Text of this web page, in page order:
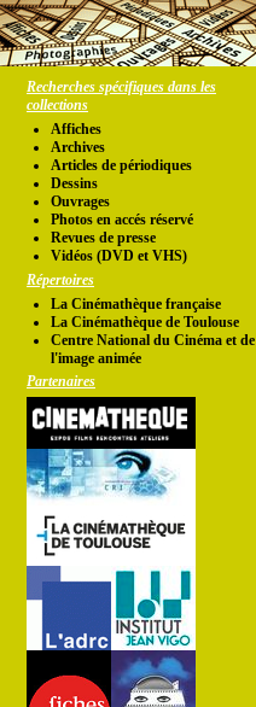
Recherches spécifiques dans les
collections
Affiches
Archives
Articles de périodiques
Dessins
Ouvrages
Photos en accés réservé
Revues de presse
Vidéos (DVD et VHS)
Répertoires
La Cinémathèque française
La Cinémathèque de Toulouse
Centre National du Cinéma et de
l'image animée
Partenaires